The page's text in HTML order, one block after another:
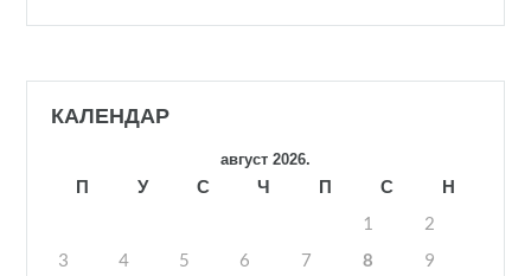
КАЛЕНДАР
август 2026.
П У С Ч П С
Н
1
2
3
4 5 6 7 8
9